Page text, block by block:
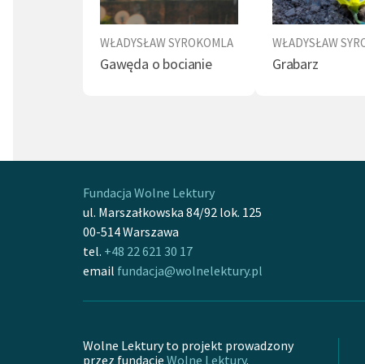
jednak
dla
się
WŁADYSŁAW SYROKOMLA
Gawęda o bocianie
WŁADYSŁAW
Grabarz
Fundacja Wolne Lektury
ul. Marszałkowska 84/92 lok. 125
00-514 Warszawa
tel. +48 22 621 30 17
email fundacja@wolnelektury.pl
Wolne Lektury to projekt prowadzony
przez fundację Wolne Lektury.